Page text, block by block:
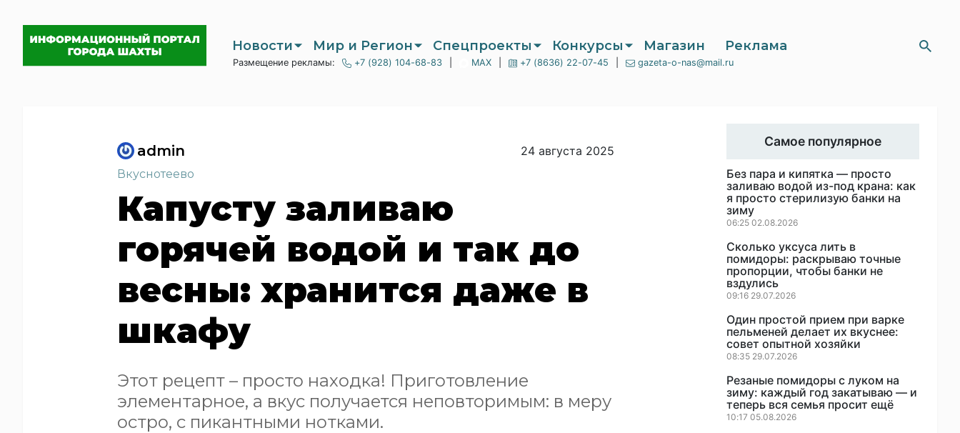
Новости Мир и Регион Спецпроекты Конкурсы Магазин Реклама
Размещение рекламы: +7 (928) 104-68-83 MAX +7 (8636) 22-07-45 gazeta-o-nas@mail.ru
admin 24 августа 2025
Вкуснотеево
Капусту заливаю
горячей водой и так до
весны: хранится даже в
шкафу
Этот рецепт – просто находка! Приготовление
элементарное, а вкус получается неповторимым: в меру
остро, с пикантными нотками.
Самое популярное
Без пара и кипятка — просто
заливаю водой из-под крана: как
я просто стерилизую банки на
зиму
06:25 02.08.2026
Сколько уксуса лить в
помидоры: раскрываю точные
пропорции, чтобы банки не
вздулись
09:16 29.07.2026
Один простой прием при варке
пельменей делает их вкуснее:
совет опытной хозяйки
08:35 29.07.2026
Резаные помидоры с луком на
зиму: каждый год закатываю — и
теперь вся семья просит ещё
10:17 05.08.2026